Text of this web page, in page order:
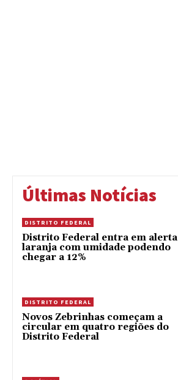
Últimas Notícias
DISTRITO FEDERAL
Distrito Federal entra em alerta
laranja com umidade podendo
chegar a 12%
DISTRITO FEDERAL
Novos Zebrinhas começam a
circular em quatro regiões do
Distrito Federal